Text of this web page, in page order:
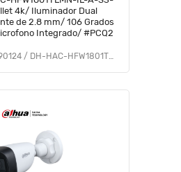
4k/ Iluminador Dual
de 2.8 mm/ 106 Grados
Integrado/ #PCQ2
DAHUA / DHT0290124 / DH-HAC-HFW1801TLMN-IL-A-S3